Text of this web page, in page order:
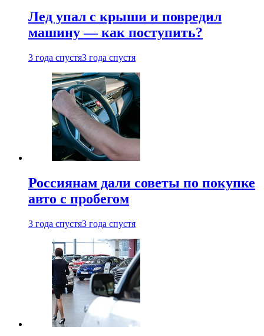
Лед упал с крыши и повредил
машину — как поступить?
3 года спустя3 года спустя
Россиянам дали советы по покупке
авто с пробегом
3 года спустя3 года спустя